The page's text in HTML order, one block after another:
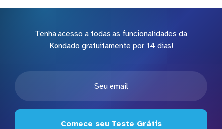
Tenha acesso a todas as funcionalidades da
Kondado gratuitamente por 14 dias!
Comece seu Teste Grátis